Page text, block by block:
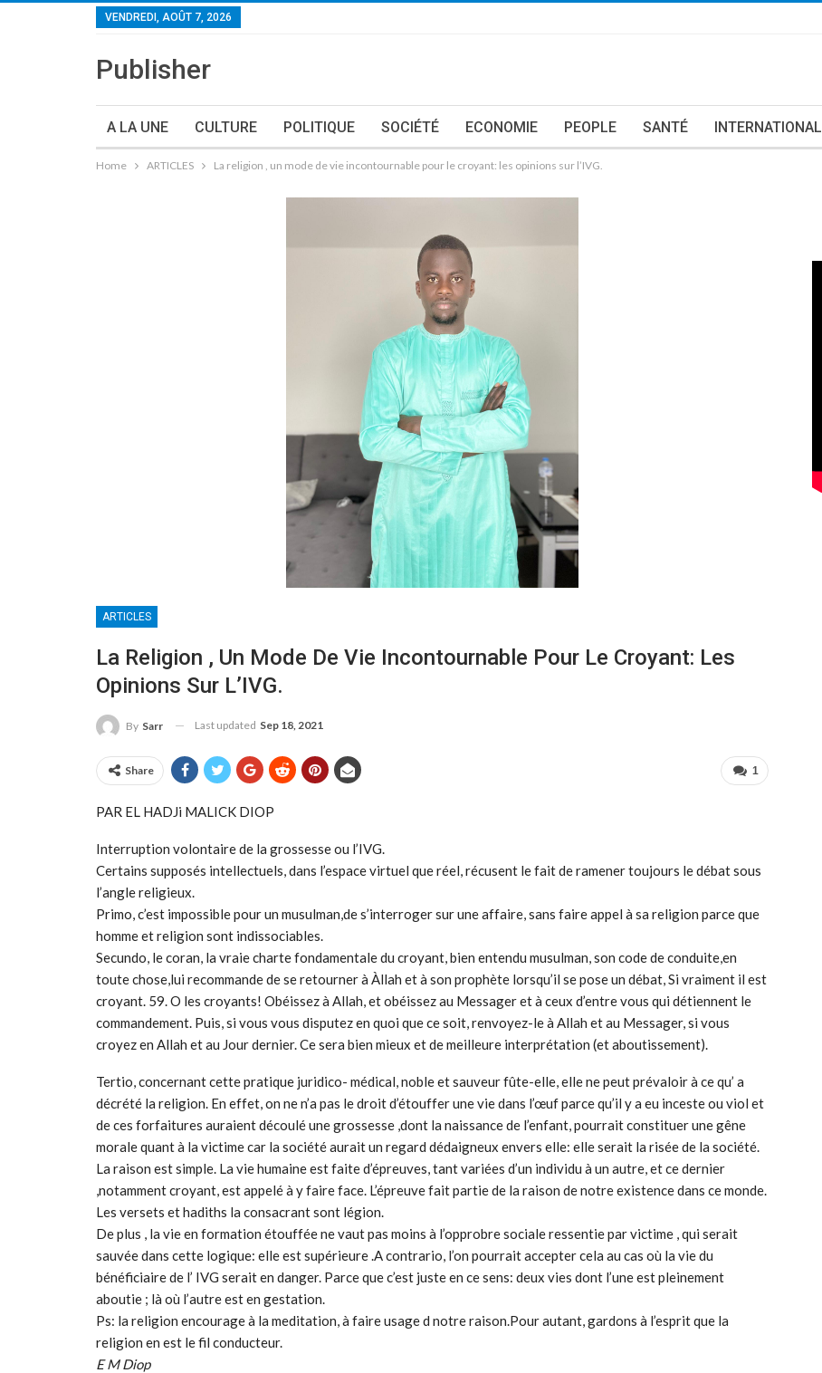
VENDREDI, AOÛT 7, 2026
Publisher
A LA UNE CULTURE POLITIQUE SOCIÉTÉ ECONOMIE PEOPLE SANTÉ INTERNATIONAL
Home ARTICLES La religion , un mode de vie incontournable pour le croyant: les opinions sur l’IVG.
ARTICLES
La Religion , Un Mode De Vie Incontournable Pour Le Croyant: Les
Opinions Sur L’IVG.
By Sarr Last updated Sep 18, 2021
1
Share
PAR EL HADJi MALICK DIOP
Interruption volontaire de la grossesse ou l’IVG.
Certains supposés intellectuels, dans l’espace virtuel que réel, récusent le fait de ramener toujours le débat sous
l’angle religieux.
Primo, c’est impossible pour un musulman,de s’interroger sur une affaire, sans faire appel à sa religion parce que
homme et religion sont indissociables.
Secundo, le coran, la vraie charte fondamentale du croyant, bien entendu musulman, son code de conduite,en
toute chose,lui recommande de se retourner à Àllah et à son prophète lorsqu’il se pose un débat, Si vraiment il est
croyant. 59. O les croyants! Obéissez à Allah, et obéissez au Messager et à ceux d’entre vous qui détiennent le
commandement. Puis, si vous vous disputez en quoi que ce soit, renvoyez-le à Allah et au Messager, si vous
croyez en Allah et au Jour dernier. Ce sera bien mieux et de meilleure interprétation (et aboutissement).
Tertio, concernant cette pratique juridico- médical, noble et sauveur fûte-elle, elle ne peut prévaloir à ce qu’ a
décrété la religion. En effet, on ne n’a pas le droit d’étouffer une vie dans l’œuf parce qu’il y a eu inceste ou viol et
de ces forfaitures auraient découlé une grossesse ,dont la naissance de l’enfant, pourrait constituer une gêne
morale quant à la victime car la société aurait un regard dédaigneux envers elle: elle serait la risée de la société.
La raison est simple. La vie humaine est faite d’épreuves, tant variées d’un individu à un autre, et ce dernier
,notamment croyant, est appelé à y faire face. L’épreuve fait partie de la raison de notre existence dans ce monde.
Les versets et hadiths la consacrant sont légion.
De plus , la vie en formation étouffée ne vaut pas moins à l’opprobre sociale ressentie par victime , qui serait
sauvée dans cette logique: elle est supérieure .A contrario, l’on pourrait accepter cela au cas où la vie du
bénéficiaire de l’ IVG serait en danger. Parce que c’est juste en ce sens: deux vies dont l’une est pleinement
aboutie ; là où l’autre est en gestation.
Ps: la religion encourage à la meditation, à faire usage d notre raison.Pour autant, gardons à l’esprit que la
religion en est le fil conducteur.
E M Diop